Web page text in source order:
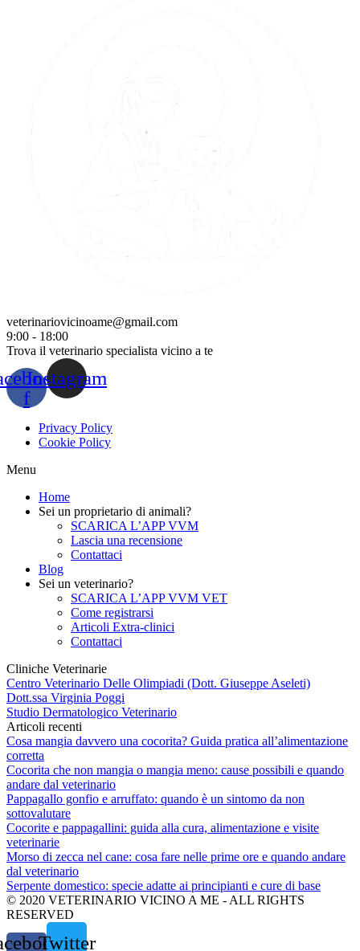
veterinariovicinoame@gmail.com
9:00 - 18:00
Trova il veterinario specialista vicino a te
f
Instagram
Privacy Policy
Cookie Policy
Menu
Home
Sei un proprietario di animali?
SCARICA L’APP VVM
Lascia una recensione
Contattaci
Blog
Sei un veterinario?
SCARICA L’APP VVM VET
Come registrarsi
Articoli Extra-clinici
Contattaci
Cliniche Veterinarie
Centro Veterinario Delle Olimpiadi (Dott. Giuseppe Aseleti)
Dott.ssa Virginia Poggi
Studio Dermatologico Veterinario
Articoli recenti
Cosa mangia davvero una cocorita? Guida pratica all’alimentazione
corretta
Cocorita che non mangia o mangia meno: cause possibili e quando
andare dal veterinario
Pappagallo gonfio e arruffato: quando è un sintomo da non
sottovalutare
Cocorite e pappagallini: guida alla cura, alimentazione e visite
veterinarie
Morso di zecca nel cane: cosa fare nelle prime ore e quando andare
dal veterinario
Serpente domestico: specie adatte ai principianti e cure di base
© 2020 VETERINARIO VICINO A ME - ALL RIGHTS
RESERVED
Twitter